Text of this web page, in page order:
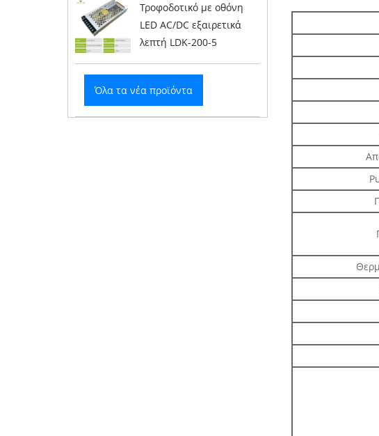
Τροφοδοτικό με οθόνη
LED AC/DC εξαιρετικά
λεπτή LDK-200-5
Όλα τα νέα προϊόντα